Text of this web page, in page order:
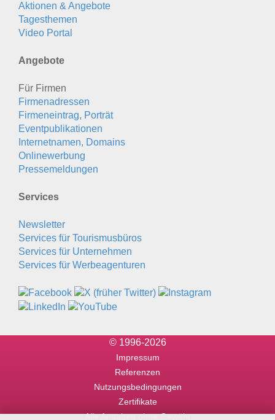
Aktionen & Angebote
Tagesthemen
Video Portal
Angebote
Für Firmen
Firmenadressen
Firmeneintrag, Porträt
Eventpublikationen
Internetnamen, Domains
Onlinewerbung
Pressemeldungen
Services
Newsletter
Services für Tourismusbüros
Services für Unternehmen
Services für Werbeagenturen
© 1996-2026
Impressum
Referenzen
Nutzungsbedingungen
Zertifikate
Alle Angaben ohne Gewähr